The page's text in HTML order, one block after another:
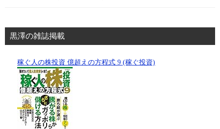
黒澤の雑誌掲載
稼ぐ人の株投資 億超えの方程式 9 (稼ぐ投資)